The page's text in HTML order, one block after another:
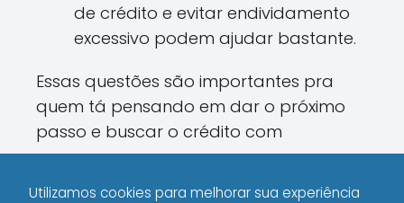
de crédito e evitar endividamento
excessivo podem ajudar bastante.
Essas questões são importantes pra
quem tá pensando em dar o próximo
passo e buscar o crédito com
segurança.
Utilizamos cookies para melhorar sua experiência